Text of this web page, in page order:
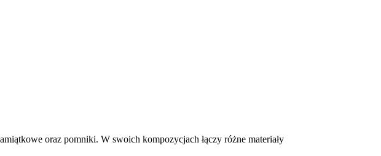
oraz pomniki. W swoich kompozycjach łączy różne materiały